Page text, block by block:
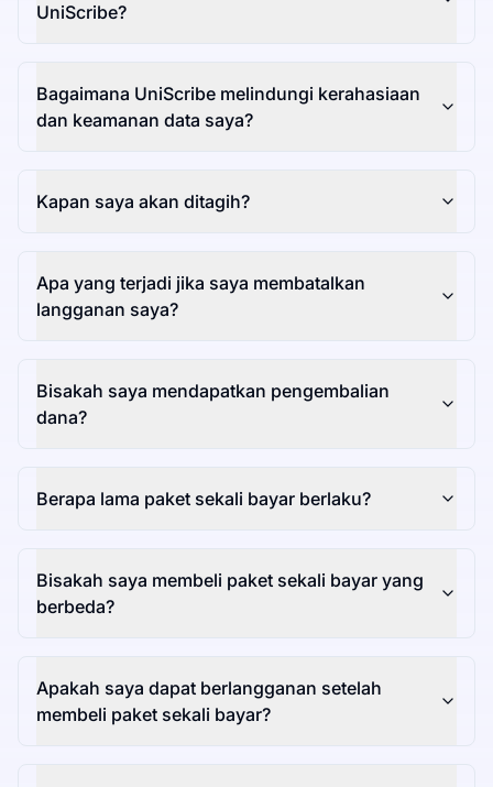
UniScribe?
Bagaimana UniScribe melindungi kerahasiaan
dan keamanan data saya?
Kapan saya akan ditagih?
Apa yang terjadi jika saya membatalkan
langganan saya?
Bisakah saya mendapatkan pengembalian
dana?
Berapa lama paket sekali bayar berlaku?
Bisakah saya membeli paket sekali bayar yang
berbeda?
Apakah saya dapat berlangganan setelah
membeli paket sekali bayar?